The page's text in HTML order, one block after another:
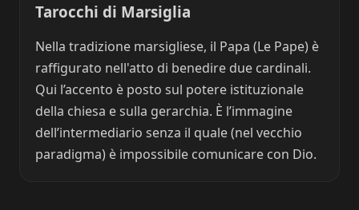
Tarocchi di Marsiglia
Nella tradizione marsigliese, il Papa (Le Pape) è
raffigurato nell'atto di benedire due cardinali.
Qui l’accento è posto sul potere istituzionale
della chiesa e sulla gerarchia. È l’immagine
dell’intermediario senza il quale (nel vecchio
paradigma) è impossibile comunicare con Dio.